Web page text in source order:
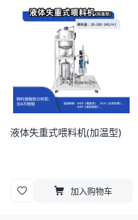
液体失重式喂料机(加温型)
加入购物车